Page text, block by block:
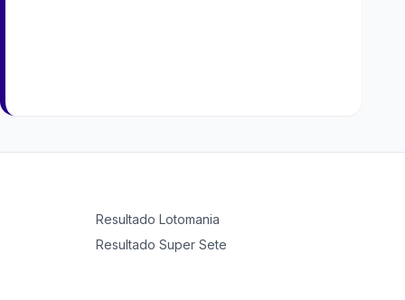
Resultado Lotomania
Resultado Super Sete